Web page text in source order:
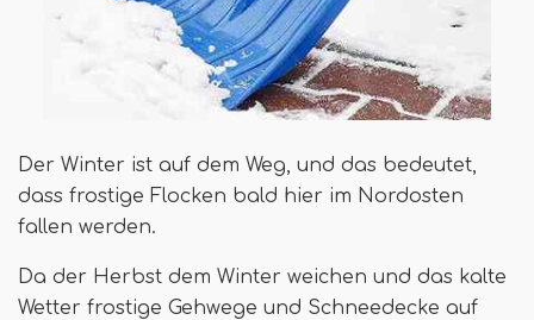
Der Winter ist auf dem Weg, und das bedeutet,
dass frostige Flocken bald hier im Nordosten
fallen werden.
Da der Herbst dem Winter weichen und das kalte
Wetter frostige Gehwege und Schneedecke auf